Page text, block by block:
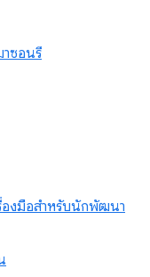
าซอนรี
องมือสำหรับนักพัฒนา